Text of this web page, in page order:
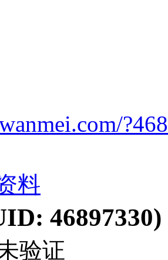
料
46897330)
验证